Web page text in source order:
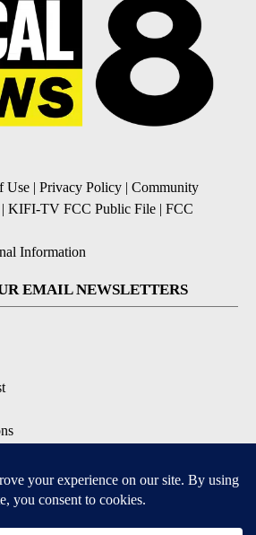
Use | Privacy Policy | Community
| KIFI-TV FCC Public File | FCC
Information
EMAIL NEWSLETTERS